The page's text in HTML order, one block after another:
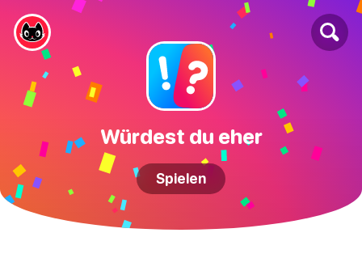
Würdest du eher
Spielen